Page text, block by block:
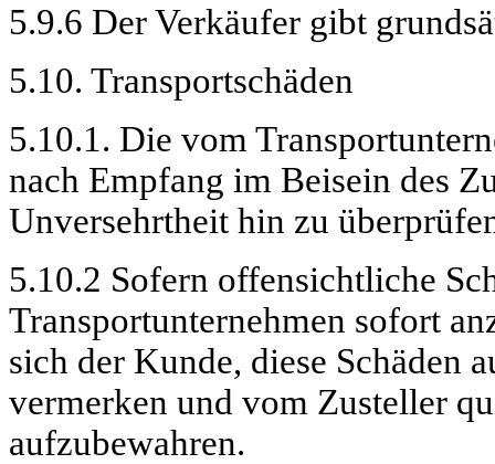
5.9.6 Der Verkäufer gibt
5.10. Transportschäden
5.10.1. Die vom
nach Empfang im Beisein des
Unversehrtheit hin zu
5.10.2 Sofern offensichtliche
Transportunternehmen sofort
sich der Kunde, diese Schäden
vermerken und vom Zusteller
aufzubewahren.